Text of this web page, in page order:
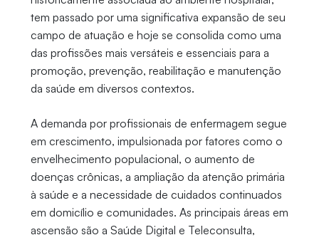
tem passado por uma significativa expansão de seu
campo de atuação e hoje se consolida como uma
das profissões mais versáteis e essenciais para a
promoção, prevenção, reabilitação e manutenção
da saúde em diversos contextos.
A demanda por profissionais de enfermagem segue
em crescimento, impulsionada por fatores como o
envelhecimento populacional, o aumento de
doenças crônicas, a ampliação da atenção primária
à saúde e a necessidade de cuidados continuados
em domicílio e comunidades. As principais áreas em
ascensão são a Saúde Digital e Teleconsulta,